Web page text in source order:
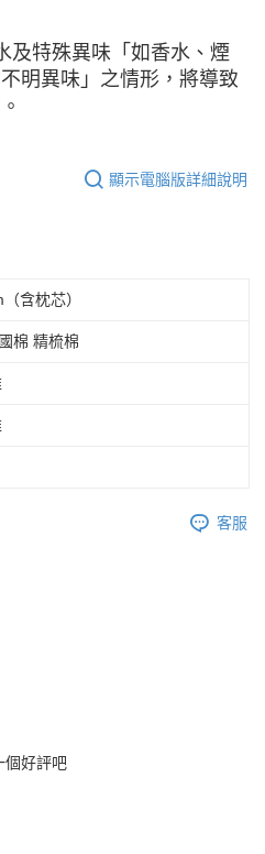
及特殊異味「如香水、煙
明異味」之情形，將導致
顯示電腦版詳細說明
含枕芯）
棉 精梳棉
客服
個好評吧